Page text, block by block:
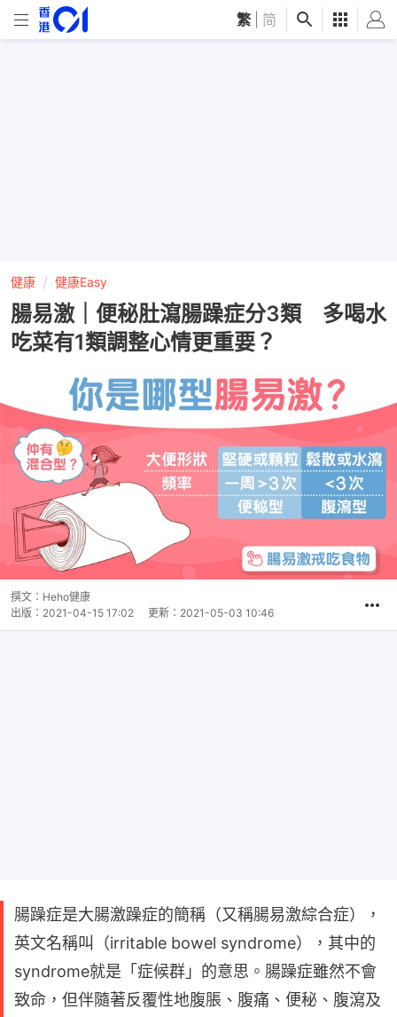
繁 简
健康 健康Easy
腸易激｜便秘肚瀉腸躁症分3類 多喝水
吃菜有1類調整心情更重要？
撰文： Heho健康
出版： 2021-04-15 17:02 更新： 2021-05-03 10:46
腸躁症是大腸激躁症的簡稱（又稱腸易激綜合症），
英文名稱叫（irritable bowel syndrome），其中的
syndrome就是「症候群」的意思。腸躁症雖然不會
致命，但伴隨著反覆性地腹脹、腹痛、便秘、腹瀉及